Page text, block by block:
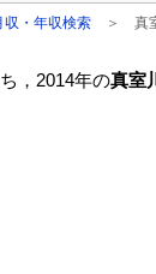
収・年収検索 ＞真
，2014年の真室